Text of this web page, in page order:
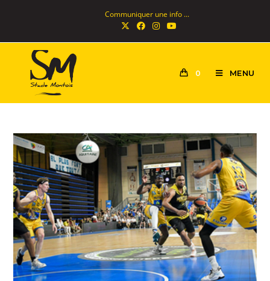
Communiquer une info ...
0 MENU